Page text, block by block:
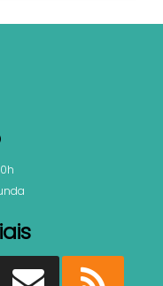
mobiliado à